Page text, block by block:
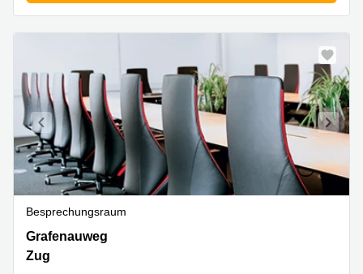
Besprechungsraum
Grafenauweg
10,
Grafenauweg
Zug